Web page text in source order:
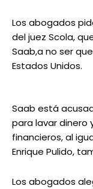
Los abogados
del juez Scola,
Saab,a no ser
Estados Unidos.
Saab está
para lavar dinero
financieros, al
Enrique Pulido,
Los abogados